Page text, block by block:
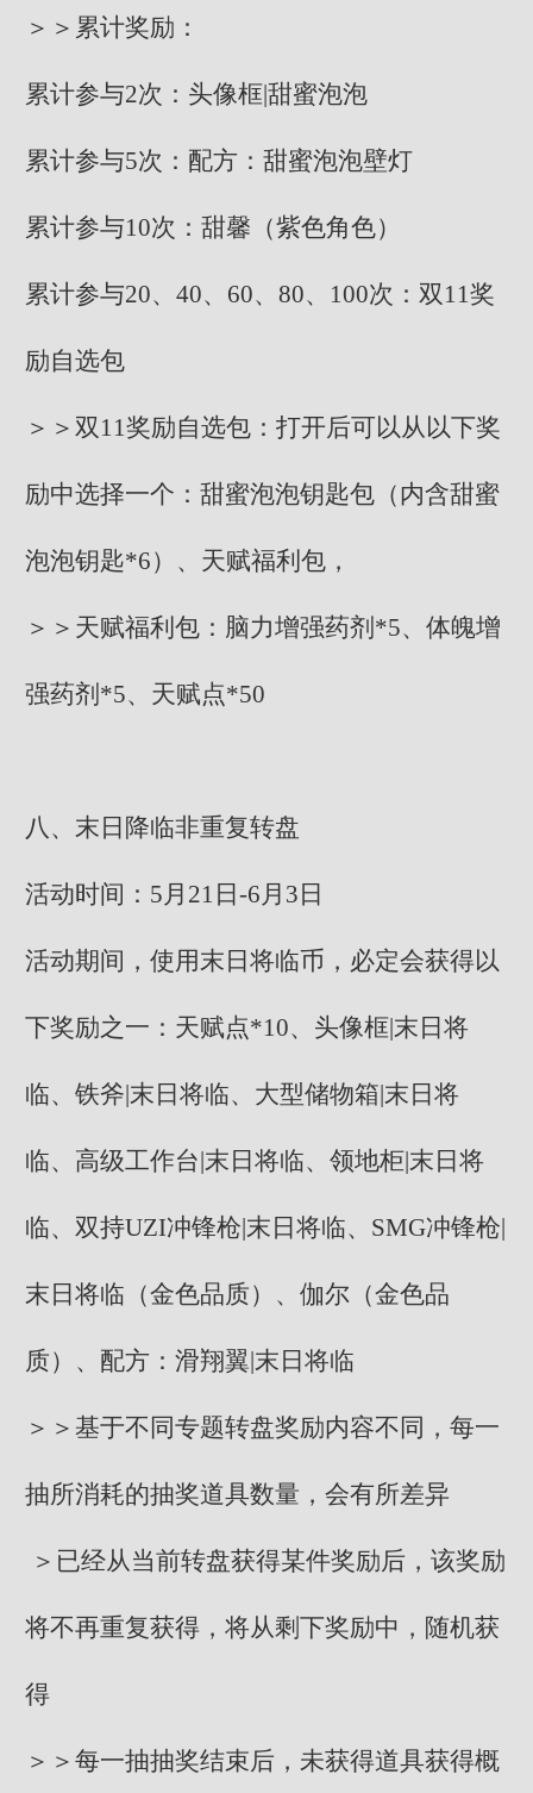
＞＞累计奖励：
累计参与2次：头像框|甜蜜泡泡
累计参与5次：配方：甜蜜泡泡壁灯
累计参与10次：甜馨（紫色角色）
累计参与20、40、60、80、100次：双11奖
励自选包
＞＞双11奖励自选包：打开后可以从以下奖
励中选择一个：甜蜜泡泡钥匙包（内含甜蜜
泡泡钥匙*6）、天赋福利包，
＞＞天赋福利包：脑力增强药剂*5、体魄增
强药剂*5、天赋点*50
八、末日降临非重复转盘
活动时间：5月21日-6月3日
活动期间，使用末日将临币，必定会获得以
下奖励之一：天赋点*10、头像框|末日将
临、铁斧|末日将临、大型储物箱|末日将
临、高级工作台|末日将临、领地柜|末日将
临、双持UZI冲锋枪|末日将临、SMG冲锋枪|
末日将临（金色品质）、伽尔（金色品
质）、配方：滑翔翼|末日将临
＞＞基于不同专题转盘奖励内容不同，每一
抽所消耗的抽奖道具数量，会有所差异
＞已经从当前转盘获得某件奖励后，该奖励
将不再重复获得，将从剩下奖励中，随机获
得
＞＞每一抽抽奖结束后，未获得道具获得概